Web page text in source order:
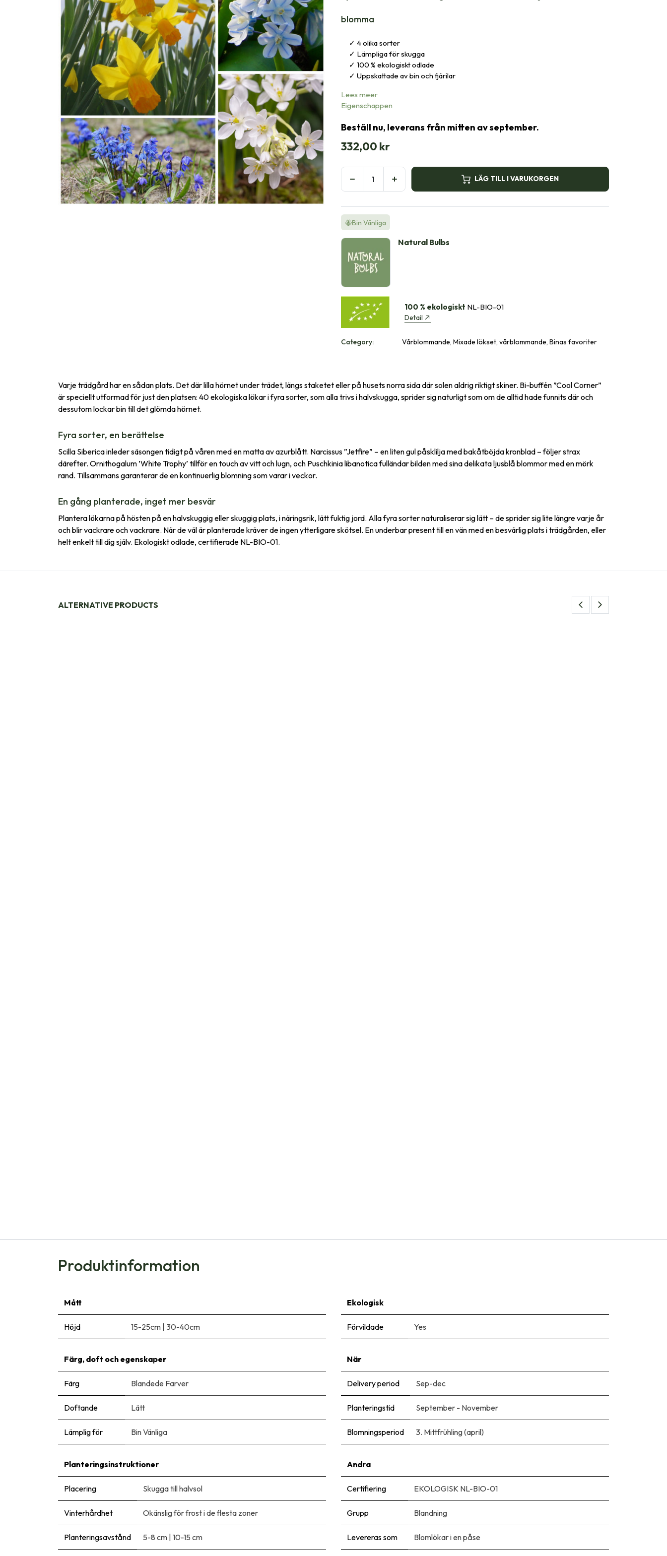
blomma
4 olika sorter
Lämpliga för skugga
100 % ekologiskt odlade
Uppskattade av bin och fjärilar
Lees meer
Eigenschappen
Beställ nu, leverans från mitten av september.
332,00 kr
LÄG TILL I VARUKORGEN
🐝Bin Vänliga
Natural Bulbs
100 % ekologiskt NL-BIO-01
Detail
Category: Vårblommande, Mixade lökset, vårblommande, Binas favoriter
Varje trädgård har en sådan plats. Det där lilla hörnet under trädet, längs staketet eller på husets norra sida där solen aldrig riktigt skiner. Bi-buffén ”Cool Corner”
är speciellt utformad för just den platsen: 40 ekologiska lökar i fyra sorter, som alla trivs i halvskugga, sprider sig naturligt som om de alltid hade funnits där och
dessutom lockar bin till det glömda hörnet.
Fyra sorter, en berättelse
Scilla Siberica inleder säsongen tidigt på våren med en matta av azurblått. Narcissus ”Jetfire” – en liten gul påsklilja med bakåtböjda kronblad – följer strax
därefter. Ornithogalum ’White Trophy’ tillför en touch av vitt och lugn, och Puschkinia libanotica fulländar bilden med sina delikata ljusblå blommor med en mörk
rand. Tillsammans garanterar de en kontinuerlig blomning som varar i veckor.
En gång planterade, inget mer besvär
Plantera lökarna på hösten på en halvskuggig eller skuggig plats, i näringsrik, lätt fuktig jord. Alla fyra sorter naturaliserar sig lätt – de sprider sig lite längre varje år
och blir vackrare och vackrare. När de väl är planterade kräver de ingen ytterligare skötsel. En underbar present till en vän med en besvärlig plats i trädgården, eller
helt enkelt till dig själv. Ekologiskt odlade, certifierade NL-BIO-01.
ALTERNATIVE PRODUCTS
Produktinformation
Mått
Höjd 15-25cm 30-40cm
Ekologisk
Förvildade Yes
Färg, doft och egenskaper
Färg Blandede Farver
Doftande Lätt
Lämplig för Bin Vänliga
När
Delivery period Sep-dec
Planteringstid September - November
Blomningsperiod 3. Mittfrühling (april)
Planteringsinstruktioner
Placering Skugga till halvsol
Vinterhårdhet Okänslig för frost i de flesta zoner
Planteringsavstånd 5-8 cm 10-15 cm
Andra
Certifiering EKOLOGISK NL-BIO-01
Grupp Blandning
Levereras som Blomlökar i en påse